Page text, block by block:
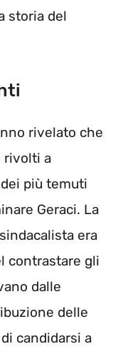
storia del
rivelato che
rivolti a
più temuti
Geraci. La
era
contrastare gli
dalle
delle
candidarsi a